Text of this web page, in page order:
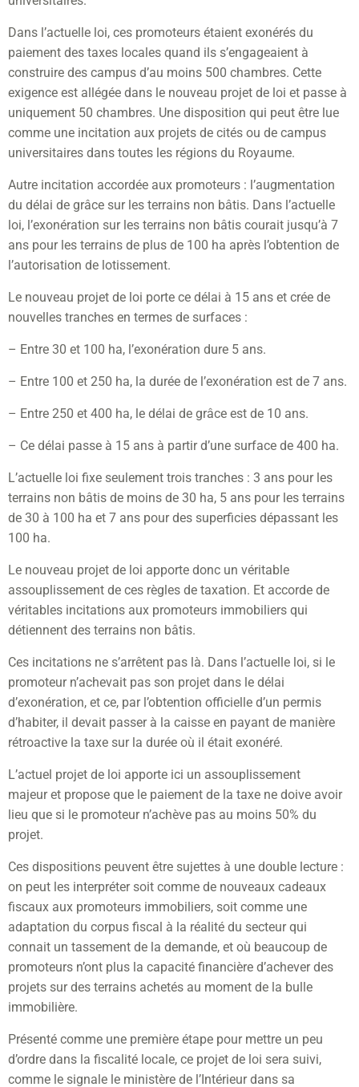
Dans l’actuelle loi, ces promoteurs étaient exonérés du
paiement des taxes locales quand ils s’engageaient à
construire des campus d’au moins 500 chambres. Cette
exigence est allégée dans le nouveau projet de loi et passe à
uniquement 50 chambres. Une disposition qui peut être lue
comme une incitation aux projets de cités ou de campus
universitaires dans toutes les régions du Royaume.
Autre incitation accordée aux promoteurs : l’augmentation
du délai de grâce sur les terrains non bâtis. Dans l’actuelle
loi, l’exonération sur les terrains non bâtis courait jusqu’à 7
ans pour les terrains de plus de 100 ha après l’obtention de
l’autorisation de lotissement.
Le nouveau projet de loi porte ce délai à 15 ans et crée de
nouvelles tranches en termes de surfaces :
– Entre 30 et 100 ha, l’exonération dure 5 ans.
– Entre 100 et 250 ha, la durée de l’exonération est de 7 ans.
– Entre 250 et 400 ha, le délai de grâce est de 10 ans.
– Ce délai passe à 15 ans à partir d’une surface de 400 ha.
L’actuelle loi fixe seulement trois tranches : 3 ans pour les
terrains non bâtis de moins de 30 ha, 5 ans pour les terrains
de 30 à 100 ha et 7 ans pour des superficies dépassant les
100 ha.
Le nouveau projet de loi apporte donc un véritable
assouplissement de ces règles de taxation. Et accorde de
véritables incitations aux promoteurs immobiliers qui
détiennent des terrains non bâtis.
Ces incitations ne s’arrêtent pas là. Dans l’actuelle loi, si le
promoteur n’achevait pas son projet dans le délai
d’exonération, et ce, par l’obtention officielle d’un permis
d’habiter, il devait passer à la caisse en payant de manière
rétroactive la taxe sur la durée où il était exonéré.
L’actuel projet de loi apporte ici un assouplissement
majeur et propose que le paiement de la taxe ne doive avoir
lieu que si le promoteur n’achève pas au moins 50% du
projet.
Ces dispositions peuvent être sujettes à une double lecture :
on peut les interpréter soit comme de nouveaux cadeaux
fiscaux aux promoteurs immobiliers, soit comme une
adaptation du corpus fiscal à la réalité du secteur qui
connait un tassement de la demande, et où beaucoup de
promoteurs n’ont plus la capacité financière d’achever des
projets sur des terrains achetés au moment de la bulle
immobilière.
Présenté comme une première étape pour mettre un peu
d’ordre dans la fiscalité locale, ce projet de loi sera suivi,
comme le signale le ministère de l’Intérieur dans sa